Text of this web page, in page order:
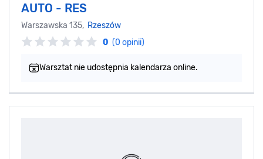
AUTO - RES
Warszawska 135, Rzeszów
0 (0 opinii)
Warsztat nie udostępnia kalendarza online.